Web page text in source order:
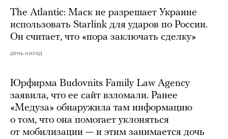
The Atlantic: Маск не разрешает Украине
использовать Starlink для ударов по России.
Он считает, что «пора заключать сделку»
день назад
Юрфирма Budovnits Family Law Agency
заявила, что ее сайт взломали. Ранее
«Медуза» обнаружила там информацию
о том, что она помогает уклоняться
от мобилизации — и этим занимается дочь